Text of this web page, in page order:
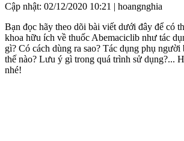
Cập nhật: 02/12/2020 10:21 | hoangnghia
Bạn đọc hãy theo dõi bài viết dưới đây để có
khoa hữu ích về thuốc Abemaciclib như tác
gì? Có cách dùng ra sao? Tác dụng phụ người
thế nào? Lưu ý gì trong quá trình sử dụng?...
nhé!